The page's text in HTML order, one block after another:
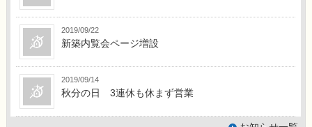
2019/09/22
新築内覧会ページ増設
2019/09/14
秋分の日 3連休も休まず営業